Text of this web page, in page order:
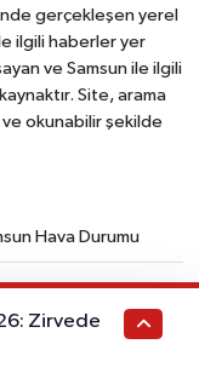
gerçekleşen yerel
ilgili haberler yer
ve Samsun ile ilgili
Site, arama
okunabilir şekilde
Hava Durumu
Zirvede